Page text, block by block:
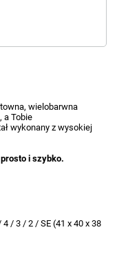
wielobarwna
, a Tobie
wykonanyz wysokiej
i szybko.
/ 3 / 2 / SE (41 x 40 x 38